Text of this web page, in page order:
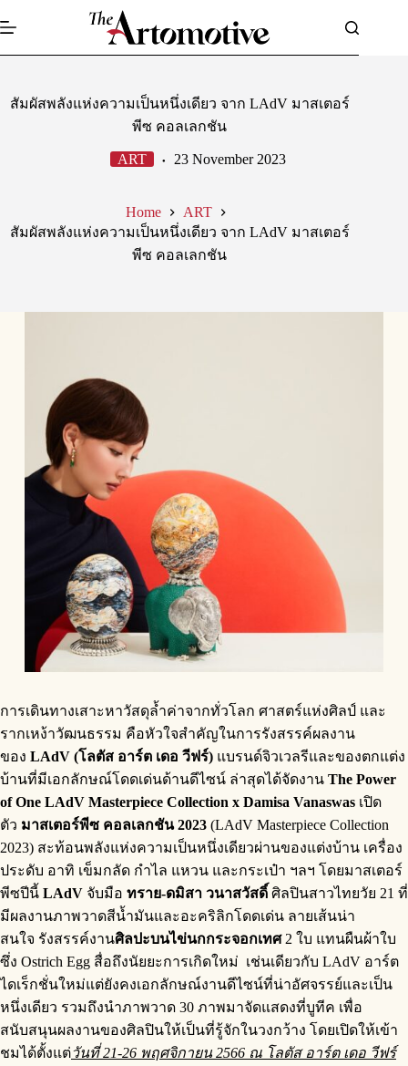
to
สัมผัสพลังแห่งความเป็นหนึ่งเดียว จาก LAdV มาสเตอร์
พีซ คอลเลกชัน
ART 23 November 2023
Home
ART
สัมผัสพลังแห่งความเป็นหนึ่งเดียว จาก LAdV มาสเตอร์
พีซ คอลเลกชัน
การเดินทางเสาะหาวัสดุล้ำค่าจากทั่วโลก ศาสตร์แห่งศิลป์ และ
รากเหง้าวัฒนธรรม คือหัวใจสำคัญในการรังสรรค์ผลงาน
ของ LAdV (โลตัส อาร์ต เดอ วีฟร์) แบรนด์จิวเวลรีและของตกแต่ง
บ้านที่มีเอกลักษณ์โดดเด่นด้านดีไซน์ ล่าสุดได้จัดงาน The Power
of One LAdV Masterpiece Collection x Damisa Vanaswas เปิด
ตัว มาสเตอร์พีซ คอลเลกชัน 2023 (LAdV Masterpiece Collection
2023) สะท้อนพลังแห่งความเป็นหนึ่งเดียวผ่านของแต่งบ้าน เครื่อง
ประดับ อาทิ เข็มกลัด กำไล แหวน และกระเป๋า ฯลฯ โดยมาสเตอร์
พีซปีนี้ LAdV จับมือ ทราย-ดมิสา วนาสวัสดิ์ ศิลปินสาวไทยวัย 21 ที่
มีผลงานภาพวาดสีน้ำมันและอะคริลิกโดดเด่น ลายเส้นน่า
สนใจ รังสรรค์งานศิลปะบนไข่นกกระจอกเทศ2 ใบ แทนผืนผ้าใบ
ซึ่ง Ostrich Egg สื่อถึงนัยยะการเกิดใหม่ เช่นเดียวกับ LAdV อาร์ต
ไดเร็กชั่นใหม่แต่ยังคงเอกลักษณ์งานดีไซน์ที่น่าอัศจรรย์และเป็น
หนึ่งเดียว รวมถึงนำภาพวาด 30 ภาพมาจัดแสดงที่บูทีค เพื่อ
สนับสนุนผลงานของศิลปินให้เป็นที่รู้จักในวงกว้าง โดยเปิดให้เข้า
ชมได้ตั้งแต่วันที่ 21-26 พฤศจิกายน 2566 ณ โลตัส อาร์ต เดอ วีฟร์